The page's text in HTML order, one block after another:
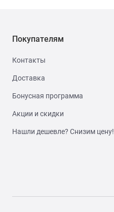
Покупателям
Контакты
Доставка
Бонусная программа
Акции и скидки
Нашли дешевле? Снизим цену!